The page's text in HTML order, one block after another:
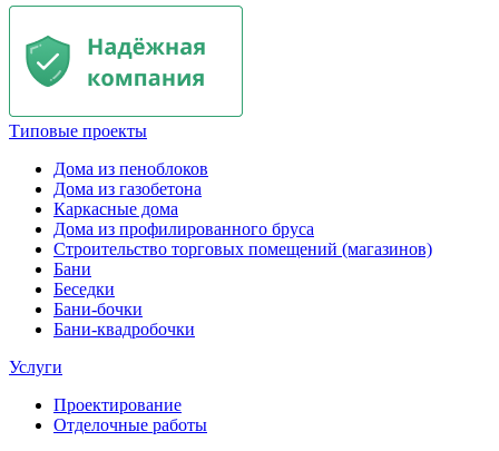
Типовые проекты
Дома из пеноблоков
Дома из газобетона
Каркасные дома
Дома из профилированного бруса
Строительство торговых помещений (магазинов)
Бани
Беседки
Бани-бочки
Бани-квадробочки
Услуги
Проектирование
Отделочные работы